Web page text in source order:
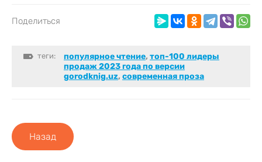
Поделиться
теги: популярное чтение, топ-100 лидеры
продаж 2023 года по версии
gorodknig.uz, современная проза
Назад